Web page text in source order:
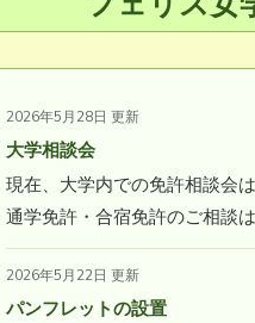
2026年5月28日 更新
大学相談会
現在、大学内での免許相談会
通学免許・合宿免許のご相談
2026年5月22日 更新
パンフレットの設置